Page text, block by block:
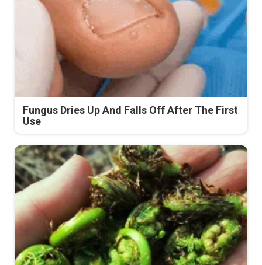
Fungus Dries Up And Falls Off After The First
Use